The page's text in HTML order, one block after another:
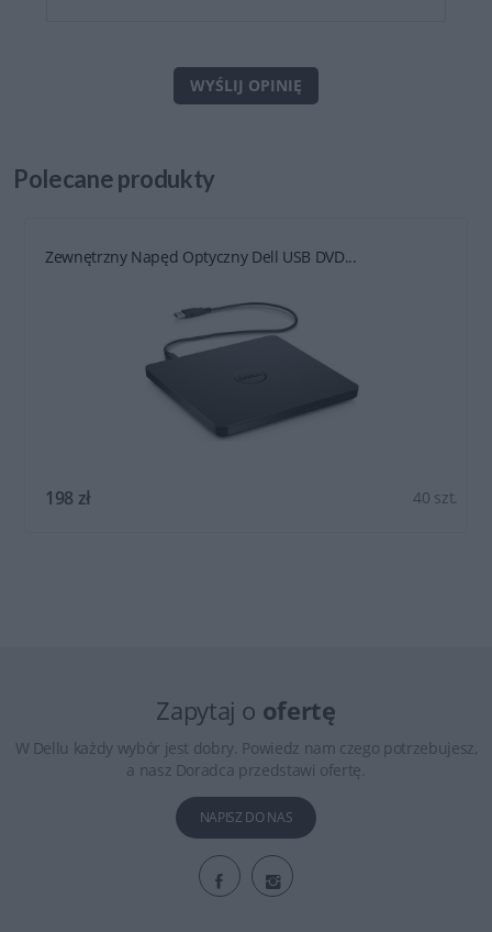
WYŚLIJ OPINIĘ
Polecaneprodukty
Zewnętrzny Napęd Optyczny Dell USB DVD...
198 zł 40 szt.
Zapytaj o ofertę
W Dellu każdy wybór jest dobry. Powiedz nam czego potrzebujesz,
a nasz Doradca przedstawi ofertę.
NAPISZ DO NAS